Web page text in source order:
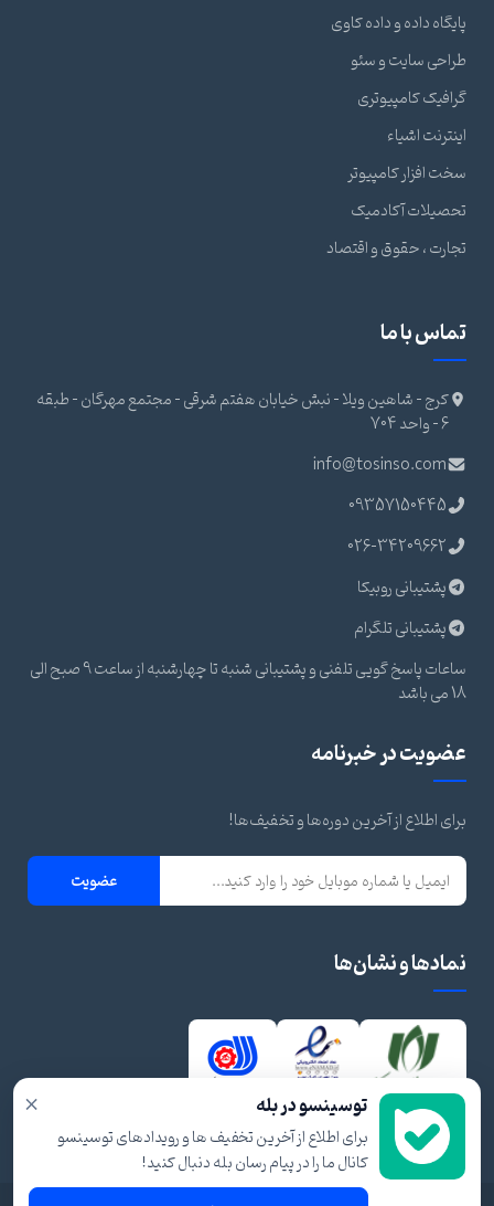
پایگاه داده و داده کاوی
طراحی سایت و سئو
گرافیک کامپیوتری
اینترنت اشیاء
سخت افزار کامپیوتر
تحصیلات آکادمیک
تجارت ، حقوق و اقتصاد
تماس با ما
کرج - شاهین ویلا - نبش خیابان هفتم شرقی - مجتمع مهرگان - طبقه
6 - واحد 704
info@tosinso.com
09357150445
026-34209662
پشتیبانی روبیکا
پشتیبانی تلگرام
ساعات پاسخ گویی تلفنی و پشتیبانی شنبه تا چهارشنبه از ساعت 9 صبح الی
18 می باشد
عضویت در خبرنامه
برای اطلاع از آخرین دوره‌ها و تخفیف‌ها!
عضویت
نمادها و نشان‌ها
× توسینسو در بله
برای اطلاع از آخرین تخفیف ها و رویدادهای توسینسو
کانال ما را در پیام رسان بله دنبال کنید!